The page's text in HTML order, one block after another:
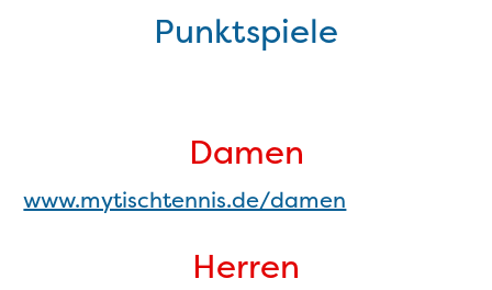
Punktspiele
Damen
www.mytischtennis.de/damen
Herren